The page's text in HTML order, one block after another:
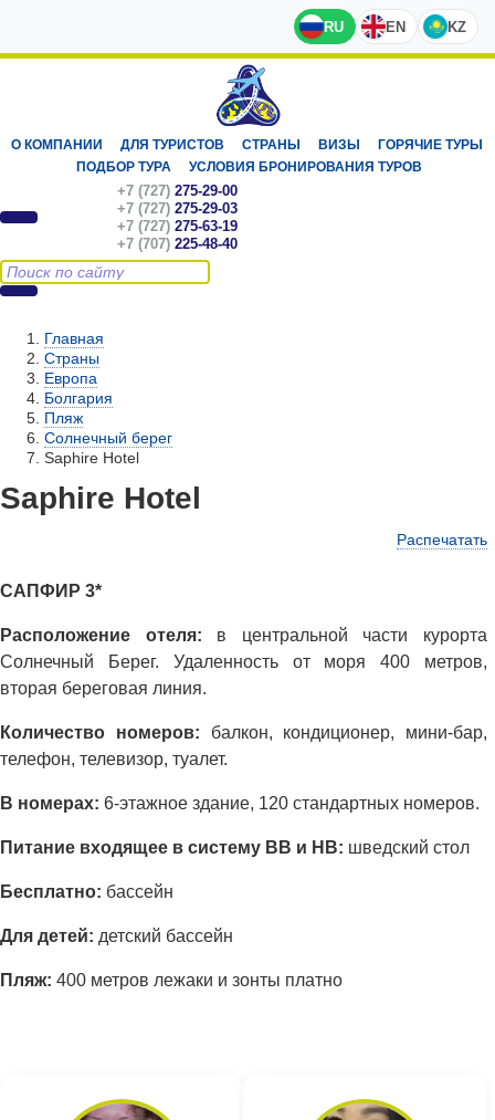
RU EN KZ
О КОМПАНИИ ДЛЯ ТУРИСТОВ СТРАНЫ ВИЗЫ
ГОРЯЧИЕ ТУРЫ
ПОДБОР ТУРА
УСЛОВИЯ БРОНИРОВАНИЯ ТУРОВ
+7 (727) 275-29-00
+7 (727) 275-29-03
+7 (727) 275-63-19
+7 (707) 225-48-40
Главная
Страны
Европа
Болгария
Пляж
Солнечный берег
Saphire Hotel
Saphire Hotel
Распечатать
САПФИР 3*
Расположение отеля: в центральной части курорта
Солнечный Берег. Удаленность от моря 400 метров,
вторая береговая линия.
Количество номеров: балкон, кондиционер, мини-бар,
телефон, телевизор, туалет.
В номерах: 6-этажное здание, 120 стандартных номеров.
Питание входящее в систему ВВ и НВ: шведский стол
Бесплатно: бассейн
Для детей: детский бассейн
Пляж: 400 метров лежаки и зонты платно